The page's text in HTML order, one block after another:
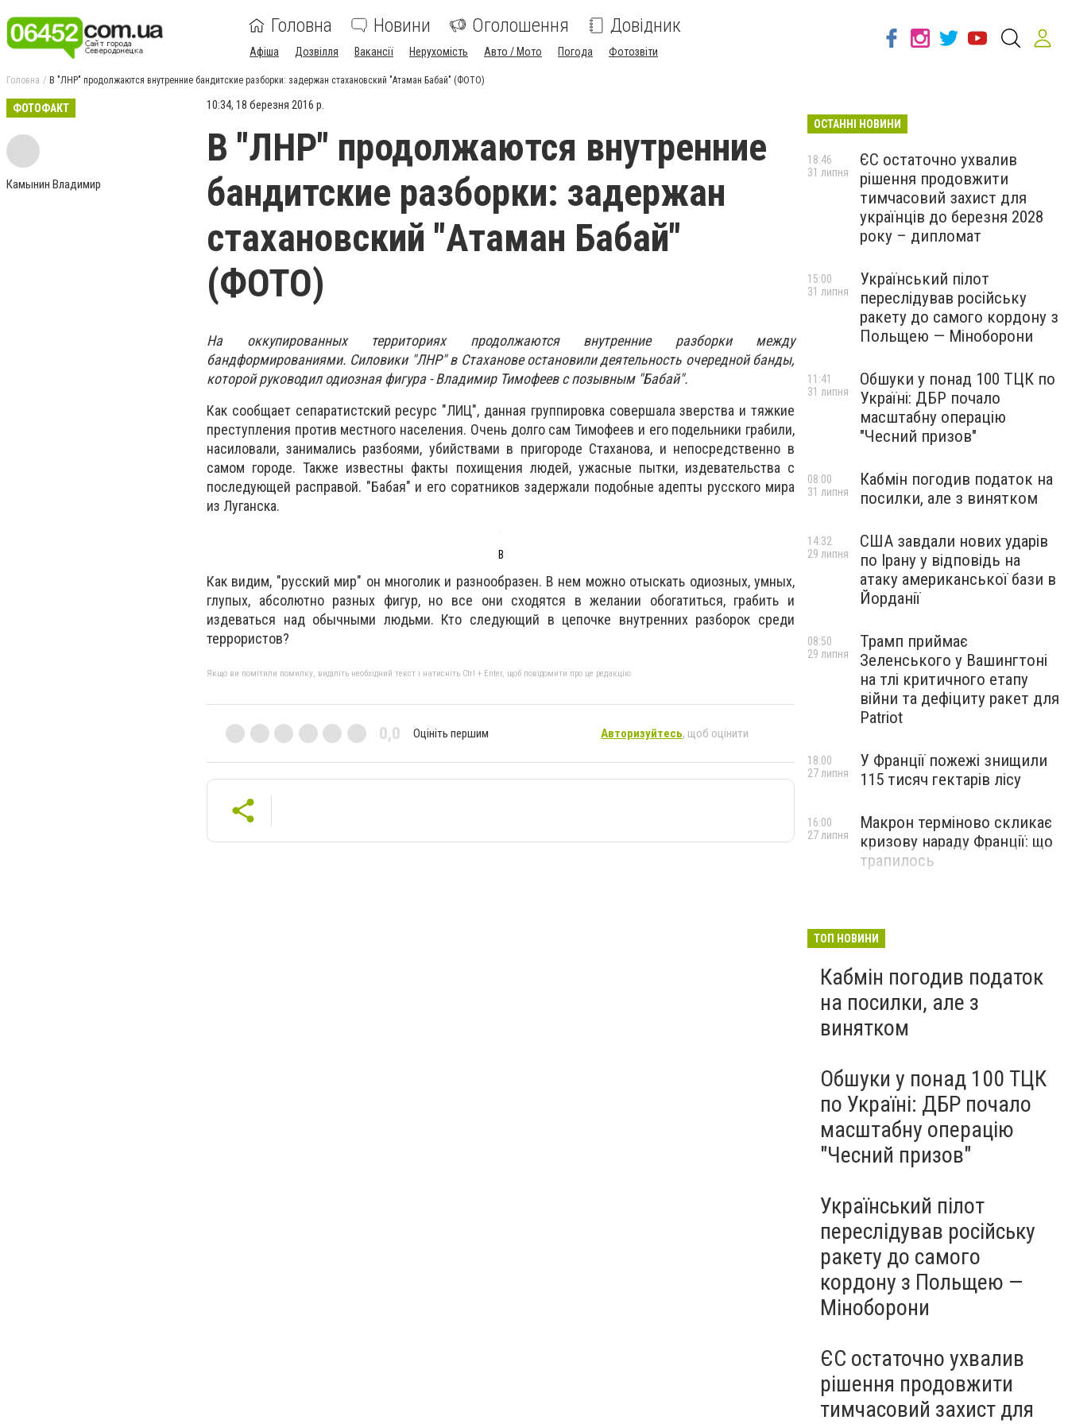
Головна Новини Оголошення Довідник
Афіша Дозвілля Вакансії Нерухомість Авто / Мото Погода Фотозвіти
Головна В "ЛНР" продолжаются внутренние бандитские разборки: задержан стахановский "Атаман Бабай" (ФОТО)
ФОТОФАКТ
Камынин Владимир
10:34, 18 березня 2016 р.
В "ЛНР" продолжаются внутренние
бандитские разборки: задержан
стахановский "Атаман Бабай"
(ФОТО)
На оккупированных территориях продолжаются внутренние разборки между
бандформированиями. Силовики "ЛНР" в Стаханове остановили деятельность очередной банды,
которой руководил одиозная фигура - Владимир Тимофеев с позывным "Бабай".
Как сообщает сепаратистский ресурс "ЛИЦ", данная группировка совершала зверства и тяжкие
преступления против местного населения. Очень долго сам Тимофеев и его подельники грабили,
насиловали, занимались разбоями, убийствами в пригороде Стаханова, и непосредственно в
самом городе. Также известны факты похищения людей, ужасные пытки, издевательства с
последующей расправой. "Бабая" и его соратников задержали подобные адепты русского мира
из Луганска.
В
Как видим, "русский мир" он многолик и разнообразен. В нем можно отыскать одиозных, умных,
глупых, абсолютно разных фигур, но все они сходятся в желании обогатиться, грабить и
издеваться над обычными людьми. Кто следующий в цепочке внутренних разборок среди
террористов?
Якщо ви помітили помилку, виділіть необхідний текст і натисніть Ctrl + Enter, щоб повідомити про це редакцію
0,0 Оцініть першим Авторизуйтесь, щоб оцінити
ОСТАННІ НОВИНИ
ЄС остаточно ухвалив
рішення продовжити
тимчасовий захист для
українців до березня 2028
року – дипломат
18:46
31 липня
Український пілот
переслідував російську
ракету до самого кордону з
Польщею — Міноборони
15:00
31 липня
Обшуки у понад 100 ТЦК по
Україні: ДБР почало
масштабну операцію
"Чесний призов"
11:41
31 липня
Кабмін погодив податок на
посилки, але з винятком
08:00
31 липня
США завдали нових ударів
по Ірану у відповідь на
атаку американської бази в
Йорданії
14:32
29 липня
Трамп приймає
Зеленського у Вашингтоні
на тлі критичного етапу
війни та дефіциту ракет для
Patriot
08:50
29 липня
У Франції пожежі знищили
115 тисяч гектарів лісу
18:00
27 липня
Макрон терміново скликає
кризову нараду Франції: що
трапилось
16:00
27 липня
ТОП НОВИНИ
Кабмін погодив податок
на посилки, але з
винятком
Обшуки у понад 100 ТЦК
по Україні: ДБР почало
масштабну операцію
"Чесний призов"
Український пілот
переслідував російську
ракету до самого
кордону з Польщею —
Міноборони
ЄС остаточно ухвалив
рішення продовжити
тимчасовий захист для